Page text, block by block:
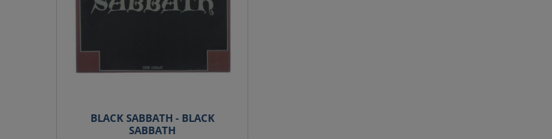
BLACK SABBATH - BLACK
SABBATH